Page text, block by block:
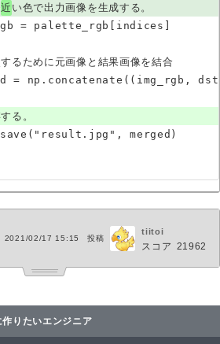
近 い色で出力画像を生成する。
= palette_rgb[indices]
るために元画像と結果画像を結合
= np.concatenate((img_rgb,
る。
merged)
2021/02/17 15:15 投稿
tiitoi
スコア 21962
りたいエンジニア